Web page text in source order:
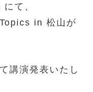
て、
in 松山が
講演発表いたし